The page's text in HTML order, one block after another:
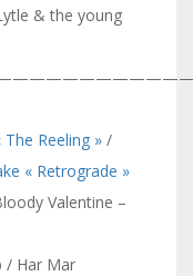
& the young
Reeling » /
« Retrograde »
Valentine –
/ Har Mar